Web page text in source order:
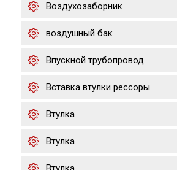
Воздухозаборник
воздушный бак
Впускной трубопровод
Вставка втулки рессоры
Втулка
Втулка